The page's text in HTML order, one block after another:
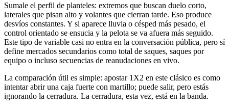
Sumale el perfil de planteles: extremos que buscan duelo corto,
laterales que pisan alto y volantes que cierran tarde. Eso produce
desvíos constantes. Y si aparece lluvia o césped más pesado, el
control orientado se ensucia y la pelota se va afuera más seguido.
Este tipo de variable casi no entra en la conversación pública, pero sí
define mercados secundarios como total de saques, saques por
equipo o incluso secuencias de reanudaciones en vivo.
La comparación útil es simple: apostar 1X2 en este clásico es como
intentar abrir una caja fuerte con martillo; puede salir, pero estás
ignorando la cerradura. La cerradura, esta vez, está en la banda.